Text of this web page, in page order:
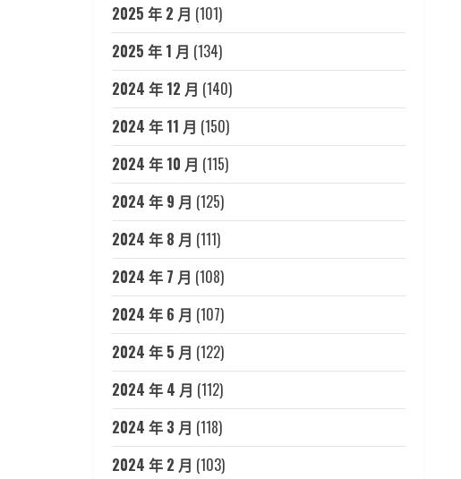
2025 年 2 月 (101)
2025 年 1 月 (134)
2024 年 12 月 (140)
2024 年 11 月 (150)
2024 年 10 月 (115)
2024 年 9 月 (125)
2024 年 8 月 (111)
2024 年 7 月 (108)
2024 年 6 月 (107)
2024 年 5 月 (122)
2024 年 4 月 (112)
2024 年 3 月 (118)
2024 年 2 月 (103)